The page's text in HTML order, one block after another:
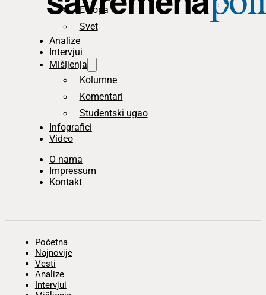
Evropa
Svet
Analize
Intervjui
Mišljenja
Kolumne
Komentari
Studentski ugao
Infografici
Video
O nama
Impressum
Kontakt
Početna
Najnovije
Vesti
Analize
Intervjui